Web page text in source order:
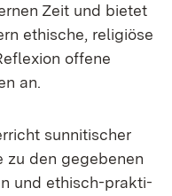
Zeit und bie­tet
ethi­sche, re­li­giö­se
of­fe­ne
an.
sun­ni­ti­scher
zu den ge­ge­be­nen
und ethisch-prak­ti­